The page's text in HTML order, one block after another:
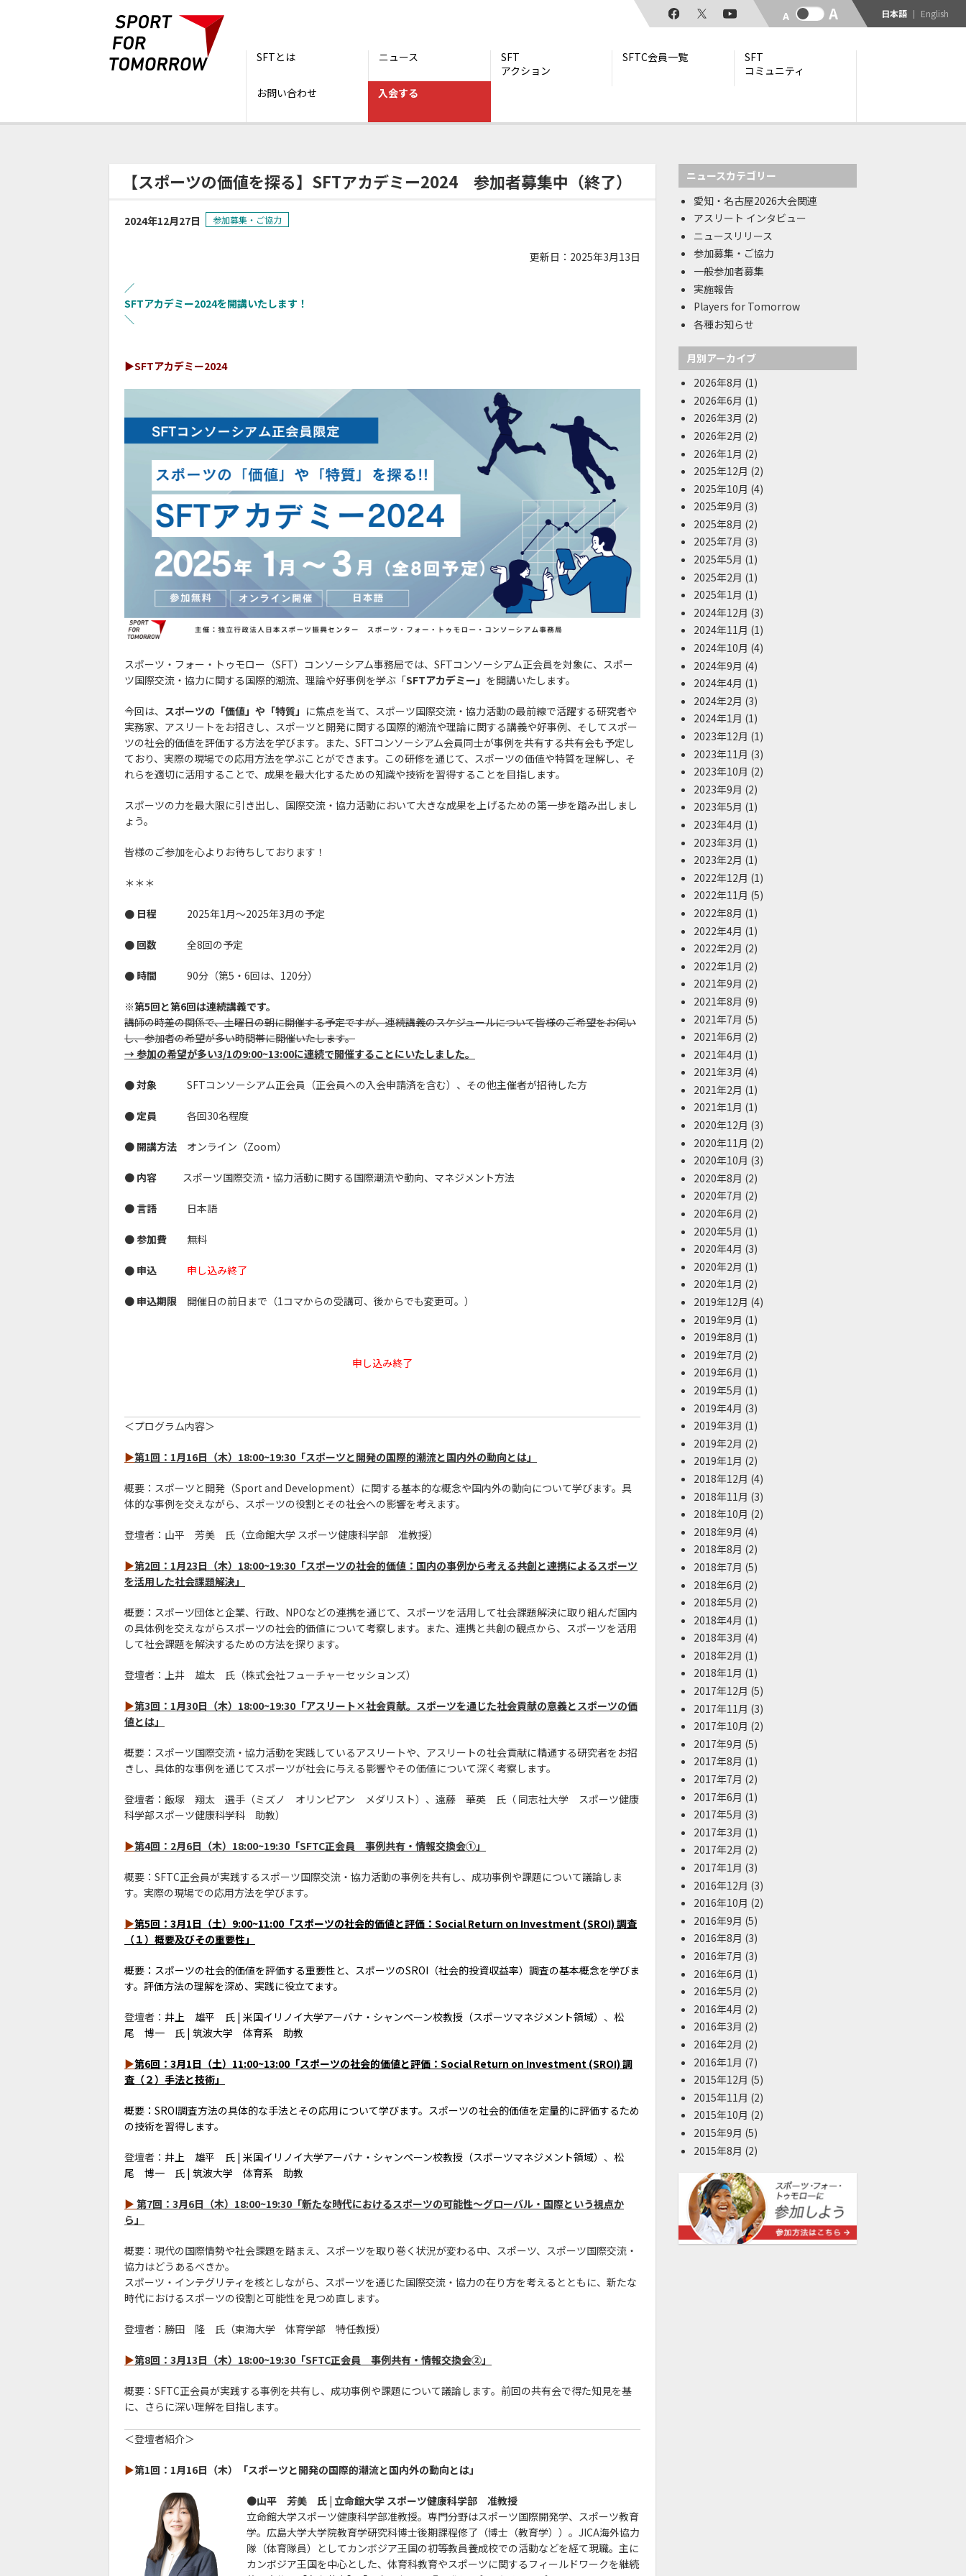
SFTとは ニュース
SFT
アクション
SFTC会員一覧
SFT
コミュニティ
お問い合わせ
入会する
日本語 English
【スポーツの価値を探る】SFTアカデミー2024 参加者募集中（終了）
2024年12月27日 参加募集・ご協力
更新日：2025年3月13日
／
SFTアカデミー2024を開講いたします！
＼
▶︎SFTアカデミー2024
スポーツ・フォー・トゥモロー（SFT）コンソーシアム事務局では、SFTコンソーシアム正会員を対象に、スポー
ツ国際交流・協力に関する国際的潮流、理論や好事例を学ぶ「SFTアカデミー」 を開講いたします。
今回は、 スポーツの「価値」や「特質」 に焦点を当て、スポーツ国際交流・協力活動の最前線で活躍する研究者や
実務家、アスリートをお招きし、スポーツと開発に関する国際的潮流や理論に関する講義や好事例、そしてスポー
ツの社会的価値を評価する方法を学びます。また、SFTコンソーシアム会員同士が事例を共有する共有会も予定し
ており、実際の現場での応用方法を学ぶことができます。この研修を通じて、スポーツの価値や特質を理解し、そ
れらを適切に活用することで、成果を最大化するための知識や技術を習得することを目指します。
スポーツの力を最大限に引き出し、国際交流・協力活動において大きな成果を上げるための第一歩を踏み出しまし
ょう。
皆様のご参加を心よりお待ちしております！
＊＊＊
● 日程 2025年1月〜2025年3月の予定
● 回数 全8回の予定
● 時間 90分（第5・6回は、120分）
※第5回と第6回は連続講義です。
講師の時差の関係で、土曜日の朝に開催する予定ですが、連続講義のスケジュールについて皆様のご希望をお伺い
し、参加者の希望が多い時間帯に開催いたします。
→ 参加の希望が多い3/1の9:00~13:00に連続で開催することにいたしました。
● 対象 SFTコンソーシアム正会員（正会員への入会申請済を含む）、その他主催者が招待した方
● 定員 各回30名程度
● 開講方法 オンライン（Zoom）
● 内容 スポーツ国際交流・協力活動に関する国際潮流や動向、マネジメント方法
● 言語 日本語
●参加費 無料
● 申込 申し込み終了
● 申込期限 開催日の前日まで（1コマからの受講可、後からでも変更可。）
申し込み終了
＜プログラム内容＞
▶第1回：1月16日（木）18:00~19:30「スポーツと開発の国際的潮流と国内外の動向とは」
概要：スポーツと開発（Sport and Development）に関する基本的な概念や国内外の動向について学びます。具
体的な事例を交えながら、スポーツの役割とその社会への影響を考えます。
登壇者：山平 芳美 氏（立命館大学 スポーツ健康科学部 准教授）
▶第2回：1月23日（木）18:00~19:30「スポーツの社会的価値：国内の事例から考える共創と連携によるスポーツ
を活用した社会課題解決」
概要：スポーツ団体と企業、行政、NPOなどの連携を通じて、スポーツを活用して社会課題解決に取り組んだ国内
の具体例を交えながらスポーツの社会的価値について考察します。また、連携と共創の観点から、スポーツを活用
して社会課題を解決するための方法を探ります。
登壇者：上井 雄太 氏（株式会社フューチャーセッションズ）
▶第3回：1月30日（木）18:00~19:30「アスリート×社会貢献。スポーツを通じた社会貢献の意義とスポーツの価
値とは」
概要：スポーツ国際交流・協力活動を実践しているアスリートや、アスリートの社会貢献に精通する研究者をお招
きし、具体的な事例を通じてスポーツが社会に与える影響やその価値について深く考察します。
登壇者：飯塚 翔太 選手（ミズノ オリンピアン メダリスト）、遠藤 華英 氏（ 同志社大学 スポーツ健康
科学部スポーツ健康科学科 助教）
▶第4回：2月6日（木）18:00~19:30「SFTC正会員 事例共有・情報交換会①」
概要：SFTC正会員が実践するスポーツ国際交流・協力活動の事例を共有し、成功事例や課題について議論しま
す。実際の現場での応用方法を学びます。
▶第5回：3月1日（土）9:00~11:00「スポーツの社会的価値と評価：Social Return on Investment (SROI) 調査
（１）概要及びその重要性」
概要：スポーツの社会的価値を評価する重要性と、スポーツのSROI（社会的投資収益率）調査の基本概念を学びま
す。評価方法の理解を深め、実践に役立てます。
登壇者： 井上 雄平 氏 | 米国イリノイ大学アーバナ・シャンペーン校教授（スポーツマネジメント領域） 、 松
尾 博一 氏 | 筑波大学 体育系 助教
▶第6回：3月1日（土）11:00~13:00「スポーツの社会的価値と評価：Social Return on Investment (SROI) 調
査（２）手法と技術」
概要：SROI調査方法の具体的な手法とその応用について学びます。スポーツの社会的価値を定量的に評価するため
の技術を習得します。
登壇者： 井上 雄平 氏 | 米国イリノイ大学アーバナ・シャンペーン校教授（スポーツマネジメント領域） 、 松
尾 博一 氏 | 筑波大学 体育系 助教
▶ 第7回：3月6日（木）18:00~19:30「新たな時代におけるスポーツの可能性〜グローバル・国際という視点か
ら」
概要：現代の国際情勢や社会課題を踏まえ、スポーツを取り巻く状況が変わる中、スポーツ、スポーツ国際交流・
協力はどうあるべきか。
スポーツ・インテグリティを核としながら、スポーツを通じた国際交流・協力の在り方を考えるとともに、新たな
時代におけるスポーツの役割と可能性を見つめ直します。
登壇者：勝田 隆 氏（東海大学 体育学部 特任教授）
▶第8回：3月13日（木）18:00~19:30「SFTC正会員 事例共有・情報交換会②」
概要：SFTC正会員が実践する事例を共有し、成功事例や課題について議論します。前回の共有会で得た知見を基
に、さらに深い理解を目指します。
＜登壇者紹介＞
▶第1回：1月16日（木）「スポーツと開発の国際的潮流と国内外の動向とは」
●山平 芳美 氏 | 立命館大学 スポーツ健康科学部 准教授
立命館大学スポーツ健康科学部准教授。専門分野はスポーツ国際開発学、スポーツ教育
学。広島大学大学院教育学研究科博士後期課程修了（博士（教育学））。JICA海外協力
隊（体育隊員）としてカンボジア王国の初等教員養成校での活動などを経て現職。主に
カンボジア王国を中心とした、体育科教育やスポーツに関するフィールドワークを継続
ニュースカテゴリー
愛知・名古屋2026大会関連
アスリート インタビュー
ニュースリリース
参加募集・ご協力
一般参加者募集
実施報告
Players for Tomorrow
各種お知らせ
月別アーカイブ
2026年8月 (1)
2026年6月 (1)
2026年3月 (2)
2026年2月 (2)
2026年1月 (2)
2025年12月 (2)
2025年10月 (4)
2025年9月 (3)
2025年8月 (2)
2025年7月 (3)
2025年5月 (1)
2025年2月 (1)
2025年1月 (1)
2024年12月 (3)
2024年11月 (1)
2024年10月 (4)
2024年9月 (4)
2024年4月 (1)
2024年2月 (3)
2024年1月 (1)
2023年12月 (1)
2023年11月 (3)
2023年10月 (2)
2023年9月 (2)
2023年5月 (1)
2023年4月 (1)
2023年3月 (1)
2023年2月 (1)
2022年12月 (1)
2022年11月 (5)
2022年8月 (1)
2022年4月 (1)
2022年2月 (2)
2022年1月 (2)
2021年9月 (2)
2021年8月 (9)
2021年7月 (5)
2021年6月 (2)
2021年4月 (1)
2021年3月 (4)
2021年2月 (1)
2021年1月 (1)
2020年12月 (3)
2020年11月 (2)
2020年10月 (3)
2020年8月 (2)
2020年7月 (2)
2020年6月 (2)
2020年5月 (1)
2020年4月 (3)
2020年2月 (1)
2020年1月 (2)
2019年12月 (4)
2019年9月 (1)
2019年8月 (1)
2019年7月 (2)
2019年6月 (1)
2019年5月 (1)
2019年4月 (3)
2019年3月 (1)
2019年2月 (2)
2019年1月 (2)
2018年12月 (4)
2018年11月 (3)
2018年10月 (2)
2018年9月 (4)
2018年8月 (2)
2018年7月 (5)
2018年6月 (2)
2018年5月 (2)
2018年4月 (1)
2018年3月 (4)
2018年2月 (1)
2018年1月 (1)
2017年12月 (5)
2017年11月 (3)
2017年10月 (2)
2017年9月 (5)
2017年8月 (1)
2017年7月 (2)
2017年6月 (1)
2017年5月 (3)
2017年3月 (1)
2017年2月 (2)
2017年1月 (3)
2016年12月 (3)
2016年10月 (2)
2016年9月 (5)
2016年8月 (3)
2016年7月 (3)
2016年6月 (1)
2016年5月 (2)
2016年4月 (2)
2016年3月 (2)
2016年2月 (2)
2016年1月 (7)
2015年12月 (5)
2015年11月 (2)
2015年10月 (2)
2015年9月 (5)
2015年8月 (2)